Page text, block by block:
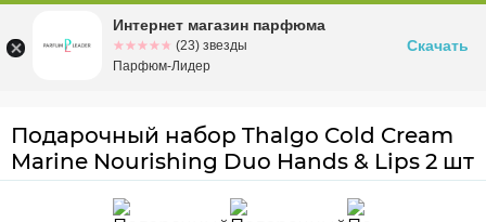
Омскул. Заозерная, 11, к. 1
Подарочный набор Thalgo Cold Cream
Marine Nourishing Duo Hands & Lips 2 шт
Интернет магазин парфюма
☆☆☆☆☆
★★★★★ (23) звезды
Парфюм-Лидер
Скачать